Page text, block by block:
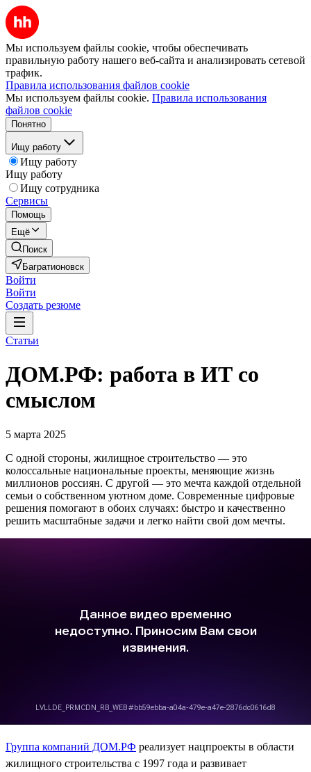
Мы используем файлы cookie, чтобы обеспечивать
правильную работу нашего веб-сайта и анализировать сетевой
трафик.
Правила использования файлов cookie
Мы используем файлы cookie. Правила использования
файлов cookie
Понятно
Ищу работу
Ищу работу
Ищу работу
Ищу сотрудника
Сервисы
Помощь
Ещё
Поиск
Багратионовск
Войти
Войти
Создать резюме
Статьи
ДОМ.РФ: работа в ИТ со
смыслом
5 марта 2025
С одной стороны, жилищное строительство — это
колоссальные национальные проекты, меняющие жизнь
миллионов россиян. С другой — это мечта каждой отдельной
семьи о собственном уютном доме. Современные цифровые
решения помогают в обоих случаях: быстро и качественно
решить масштабные задачи и легко найти свой дом мечты.
Группа компаний ДОМ.РФ реализует нацпроекты в области
жилищного строительства с 1997 года и развивает